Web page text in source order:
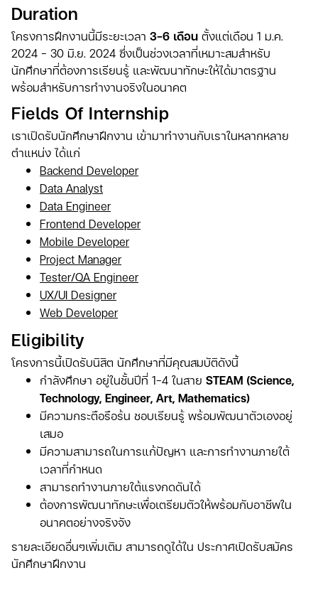
Duration
โครงการฝึกงานนี้มีระยะเวลา 3-6 เดือน ตั้งแต่เดือน 1 ม.ค.
2024 - 30 มิ.ย. 2024 ซึ่งเป็นช่วงเวลาที่เหมาะสมสำหรับ
นักศึกษาที่ต้องการเรียนรู้ และพัฒนาทักษะให้ได้มาตรฐาน
พร้อมสำหรับการทำงานจริงในอนาคต
Fields Of Internship
เราเปิดรับนักศึกษาฝึกงาน เข้ามาทำงานกับเราในหลากหลาย
ตำแหน่ง ได้แก่
Backend Developer
Data Analyst
Data Engineer
Frontend Developer
Mobile Developer
Project Manager
Tester/QA Engineer
UX/UI Designer
Web Developer
Eligibility
โครงการนี้เปิดรับนิสิต นักศึกษาที่มีคุณสมบัติดังนี้
กำลังศึกษา อยู่ในชั้นปีที่ 1-4 ในสาย STEAM (Science,
Technology, Engineer, Art, Mathematics)
มีความกระตือรือร้น ชอบเรียนรู้ พร้อมพัฒนาตัวเองอยู่
เสมอ
มีความสามารถในการแก้ปัญหา และการทำงานภายใต้
เวลาที่กำหนด
สามารถทำงานภายใต้แรงกดดันได้
ต้องการพัฒนาทักษะเพื่อเตรียมตัวให้พร้อมกับอาชีพใน
อนาคตอย่างจริงจัง
รายละเอียดอื่นๆเพิ่มเติม สามารถดูได้ใน ประกาศเปิดรับสมัคร
นักศึกษาฝึกงาน